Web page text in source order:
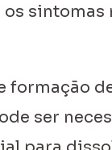
os sintomas
formação
ser